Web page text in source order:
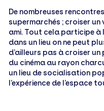
De nombreuses
supermarchés ; croiser un
ami. Tout cela participe à
dans un lieu on ne peut
d’ailleurs pas à croiser
du cinéma au rayon
un lieu de socialisation
l’expérience de l’espace